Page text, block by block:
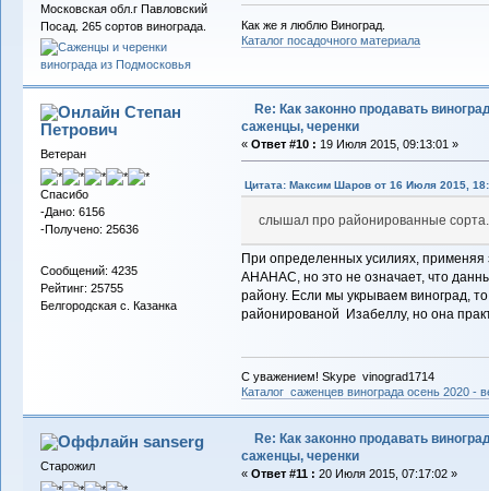
Московская обл.г Павловский
Посад. 265 сортов винограда.
Как же я люблю Виноград.
Каталог посадочного материала
Степан
Петрович
Ветеран
Спасибо
-Дано: 6156
-Получено: 25636
Сообщений: 4235
Рейтинг: 25755
Белгородская с. Казанка
Re: Как законно продавать
саженцы, черенки
« Ответ #10 : 19 Июля 2015, 09:13:01 »
Цитата: Максим Шаров от 16 Июля 2015,
слышал про районированные сорта.
При определенных усилиях, применяя
АНАНАС, но это не означает, что
району. Если мы укрываем виноград,
районированой Изабеллу, но она
С уважением! Skype vinograd1714
Каталог саженцев винограда осень 2020 -
sanserg
Старожил
Re: Как законно продавать
саженцы, черенки
« Ответ #11 : 20 Июля 2015, 07:17:02 »